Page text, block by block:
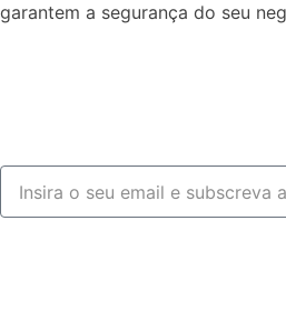
garantem a segurança do seu